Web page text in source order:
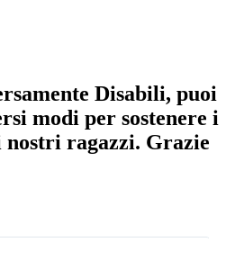
Disabili, puoi
modi per sostenere i
ragazzi. Grazie